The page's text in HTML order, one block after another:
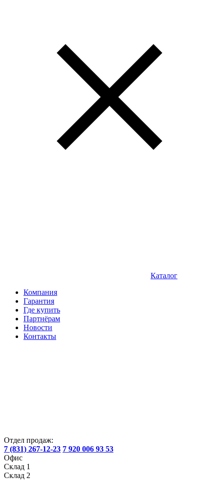
Каталог
Компания
Гарантия
Где купить
Партнёрам
Новости
Контакты
Отдел продаж:
7 (831) 267-12-23 7 920 006 93 53
Офис
Склад 1
Склад 2